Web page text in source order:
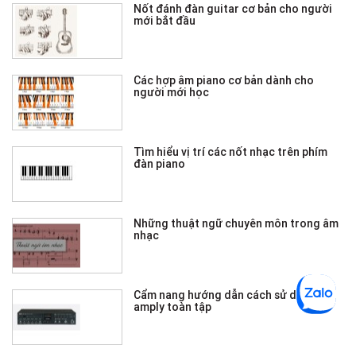
Nốt đánh đàn guitar cơ bản cho người
mới bắt đầu
Các hợp âm piano cơ bản dành cho
người mới học
Tìm hiểu vị trí các nốt nhạc trên phím
đàn piano
Những thuật ngữ chuyên môn trong âm
nhạc
Cẩm nang hướng dẫn cách sử dụng
amply toàn tập